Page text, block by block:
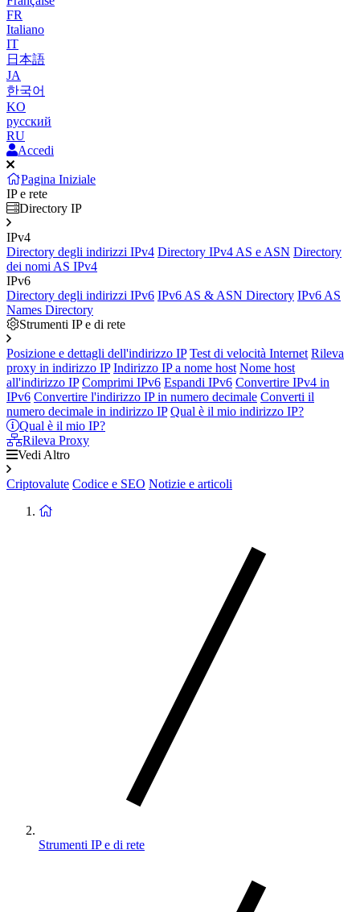
FR
Italiano
IT
日本語
JA
한국어
KO
русский
RU
Accedi
Pagina Iniziale
IP e rete
Directory IP
IPv4
Directory degli indirizzi IPv4 Directory IPv4 AS e ASN Directory
dei nomi AS IPv4
IPv6
Directory degli indirizzi IPv6 IPv6 AS & ASN Directory IPv6 AS
Names Directory
Strumenti IP e di rete
Posizione e dettagli dell'indirizzo IP Test di velocità Internet Rileva
proxy in indirizzo IP Indirizzo IP a nome host Nome host
all'indirizzo IP Comprimi IPv6 Espandi IPv6 Convertire IPv4 in
IPv6 Convertire l'indirizzo IP in numero decimale Converti il
numero decimale in indirizzo IP Qual è il mio indirizzo IP?
Qual è il mio IP?
Rileva Proxy
Vedi Altro
Criptovalute Codice e SEO Notizie e articoli
Strumenti IP e di rete